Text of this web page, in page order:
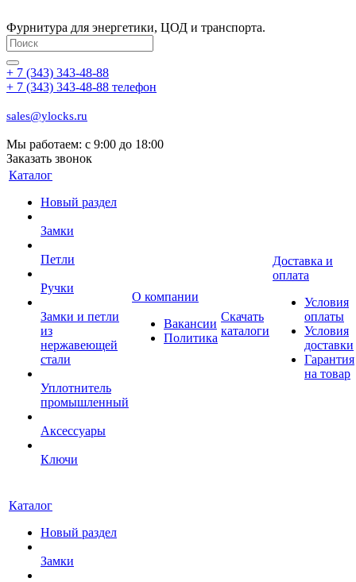
Фурнитура для энергетики, ЦОД и транспорта.
+ 7 (343) 343-48-88
+ 7 (343) 343-48-88 телефон
sales@ylocks.ru
Мы работаем: с 9:00 до 18:00
Заказать звонок
Каталог
Новый раздел
Замки
Петли
Ручки
Замки и петли
из
нержавеющей
стали
Уплотнитель
промышленный
Аксессуары
Ключи
О компании
Вакансии
Политика
Скачать
каталоги
Доставка и
оплата
Условия
оплаты
Условия
доставки
Гарантия
на товар
Каталог
Новый раздел
Замки